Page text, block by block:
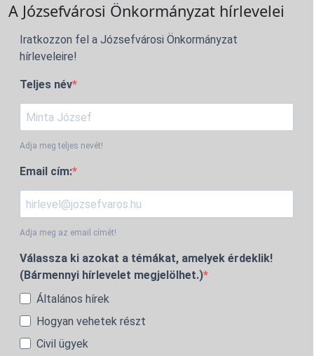
A Józsefvárosi Önkormányzat hírlevelei
Iratkozzon fel a Józsefvárosi Önkormányzat
hírleveleire!
Teljes név
Adja meg teljes nevét!
Email cím:
Adja meg az email címét!
Válassza ki azokat a témákat, amelyek érdeklik!
(Bármennyi hírlevelet megjelölhet.)
Általános hírek
Hogyan vehetek részt
Civil ügyek